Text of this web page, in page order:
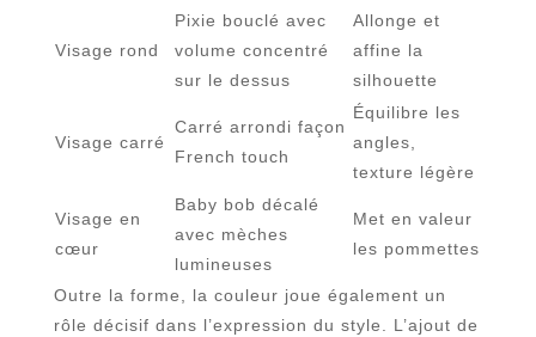
Visage rond
Pixie bouclé avec
volume concentré
sur le dessus
Allonge et
affine la
silhouette
Visage carré
Carré arrondi façon
French touch
Équilibre les
angles,
texture légère
Visage en
cœur
Baby bob décalé
avec mèches
lumineuses
Met en valeur
les pommettes
Outre la forme, la couleur joue également un
rôle décisif dans l’expression du style. L’ajout de